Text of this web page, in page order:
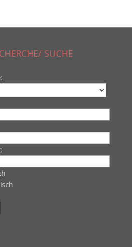
SUCHE